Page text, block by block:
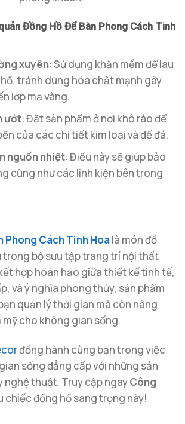
Đồng Hồ Để Bàn Phong Cách Tinh
xuyên: Sử dụng khăn mềm để lau
tránh dùng hóa chất mạnh gây
lớp mạ vàng.
ướt: Đặt sản phẩm ở nơi khô ráo để
của các chi tiết kim loại và đế đá.
nguồn nhiệt: Điều này sẽ giúp bảo
cũng như các linh kiện bên trong
Phong Cách Tinh Hoalà món đồ
bộ sưu tập trang trí nội thất
hợp hoàn hảo giữa thiết kế tinh tế,
và ý nghĩa phong thủy, sản phẩm
quản lý thời gian mà còn nâng
cho không gian sống.
đồng hành cùng bạn trong việc
sống đẳng cấp với những sản
nghệ thuật. Truy cập ngayCông
chiếc đồng hồ sang trọng này!